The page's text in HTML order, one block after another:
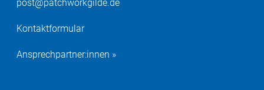
post@patchworkgilde.de
Kontaktformular
Ansprechpartner:innen »